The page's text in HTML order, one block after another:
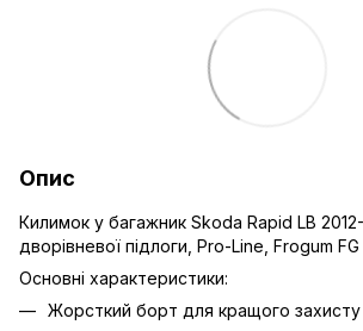
Опис
Килимок у багажник Skoda Rapid LB
дворівневої підлоги, Pro-Line, Frogum
Основні характеристики:
Жорсткий борт для кращого захисту